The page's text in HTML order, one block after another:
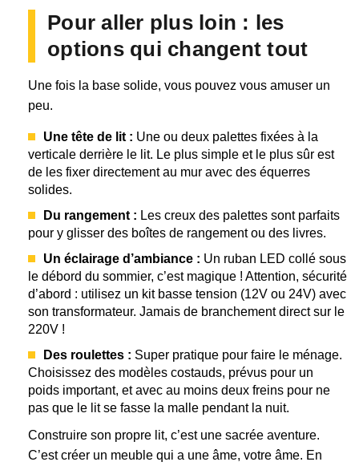
Pour aller plus loin : les
options qui changent tout
Une fois la base solide, vous pouvez vous amuser un
peu.
Une tête de lit : Une ou deux palettes fixées à la
verticale derrière le lit. Le plus simple et le plus sûr est
de les fixer directement au mur avec des équerres
solides.
Du rangement : Les creux des palettes sont parfaits
pour y glisser des boîtes de rangement ou des livres.
Un éclairage d’ambiance : Un ruban LED collé sous
le débord du sommier, c’est magique ! Attention, sécurité
d’abord : utilisez un kit basse tension (12V ou 24V) avec
son transformateur. Jamais de branchement direct sur le
220V !
Des roulettes : Super pratique pour faire le ménage.
Choisissez des modèles costauds, prévus pour un
poids important, et avec au moins deux freins pour ne
pas que le lit se fasse la malle pendant la nuit.
Construire son propre lit, c’est une sacrée aventure.
C’est créer un meuble qui a une âme, votre âme. En